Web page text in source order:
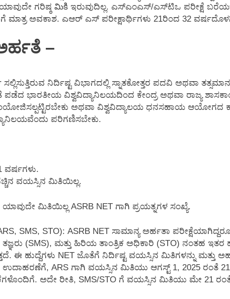
ಗರಿಷ್ಠ మికి ಇರುವುದಿಲ್ಲ. ಎಸ್ಎಂಎಸ್/ಎಸ್‌ಟಿಒ ಪರೀಕ್ಷೆ
ಮಾತ್ರ ಅವಕಾಶ. ಎಆರ್ ಎಸ್ ಪರೀಕ್ಷಾರ್ಥಿಗಳು 21ರಿಂದ 32
–
ನಿರ್ದಿಷ್ಟ ವಿಭಾಗದಲ್ಲಿ ಸ್ನಾತಕೋತ್ತರ ಪದವಿ ಅಥವಾ
ಭಾರತೀಯ ವಿಶ್ವವಿದ್ಯಾನಿಲಯದಿಂದ ಕೇಂದ್ರ ಅಥವಾ ರಾಜ್ಯ
ಅಥವಾ ವಿಶ್ವವಿದ್ಯಾಲಯ ಧನಸಹಾಯ ಆಯೋಗದ
ಪರಿಗಣಿಸಬೇಕು.
ವರ್ಷಗಳು.
ವಯಸ್ಸಿನ ಮಿತಿಯಿಲ್ಲ.
ಯಾವುದೇ ಮಿತಿಯಿಲ್ಲ ASRB NET ಗಾಗಿ ಪ್ರಯತ್ನಗಳ ಸಂಖ್ಯೆ.
SMS, STO): ASRB NET ಸಾಮಾನ್ಯ ಅರ್ಹತಾ
(SMS), ಮತ್ತು ಹಿರಿಯ ತಾಂತ್ರಿಕ ಅಧಿಕಾರಿ (STO) ನಂತಹ ಇತರ
ಈ ಹುದ್ದೆಗಳು NET ಜೊತೆಗೆ ನಿರ್ದಿಷ್ಟ ವಯಸ್ಸಿನ ಮಿತಿಗಳನ್ನು ಮತ್ತು
ARS ಗಾಗಿ ವಯಸ್ಸಿನ ಮಿತಿಯು ಆಗಸ್ಟ್ 1, 2025 ರಂತೆ
ಅದೇ ರೀತಿ, SMS/STO ಗೆ ವಯಸ್ಸಿನ ಮಿತಿಯು ಮೇ 21